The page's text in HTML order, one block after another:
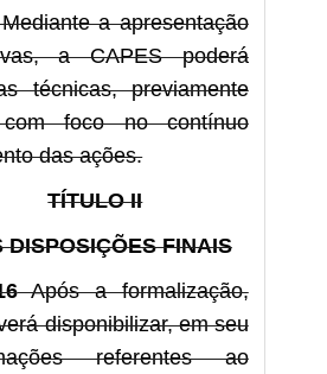
a apresentação
a CAPES poderá
técnicas, previamente
com foco no contínuo
das ações.
TÍTULO II
DISPOSIÇÕES FINAIS
Após a formalização,
disponibilizar, em seu
referentes ao